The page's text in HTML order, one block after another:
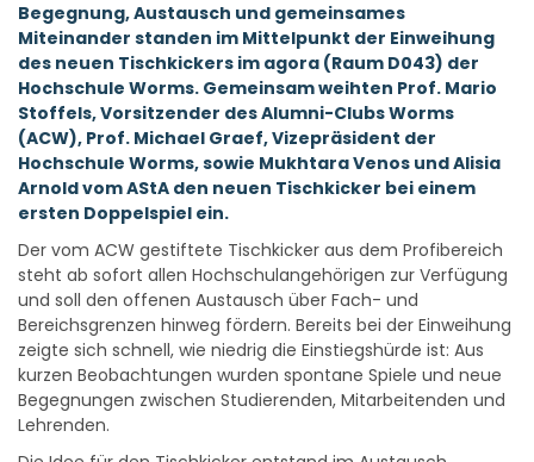
Begegnung, Austausch und gemeinsames
Miteinander standen im Mittelpunkt der Einweihung
des neuen Tischkickers im agora (Raum D043) der
Hochschule Worms. Gemeinsam weihten Prof. Mario
Stoffels, Vorsitzender des Alumni-Clubs Worms
(ACW), Prof. Michael Graef, Vizepräsident der
Hochschule Worms, sowie Mukhtara Venos und Alisia
Arnold vom AStA den neuen Tischkicker bei einem
ersten Doppelspiel ein.
Der vom ACW gestiftete Tischkicker aus dem Profibereich
steht ab sofort allen Hochschulangehörigen zur Verfügung
und soll den offenen Austausch über Fach- und
Bereichsgrenzen hinweg fördern. Bereits bei der Einweihung
zeigte sich schnell, wie niedrig die Einstiegshürde ist: Aus
kurzen Beobachtungen wurden spontane Spiele und neue
Begegnungen zwischen Studierenden, Mitarbeitenden und
Lehrenden.